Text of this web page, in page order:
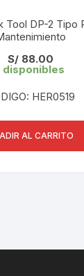
Tool DP-2 Tipo
S/88.00
disponibles
HER0519
AL CARRITO